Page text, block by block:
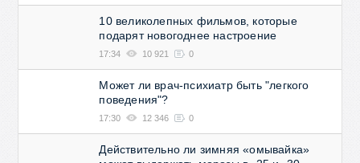
10 великолепных фильмов, которые
подарят новогоднее настроение
17:34 10 921 0
Может ли врач-психиатр быть "легкого
поведения"?
17:30 12 346 0
Действительно ли зимняя «омывайка»